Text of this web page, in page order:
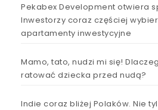
Pekabex Development otwiera
Inwestorzy coraz częściej
apartamenty inwestycyjne
Mamo, tato, nudzi mi się!
ratować dziecka przed nudą?
Indie coraz bliżej Polaków. Nie